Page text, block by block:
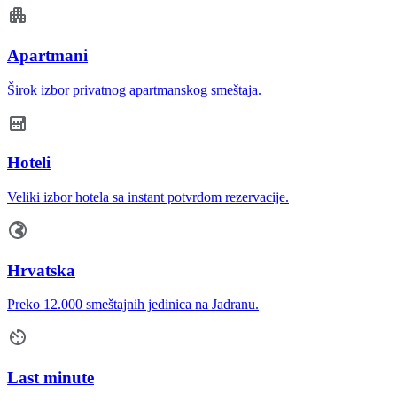
Apartmani
Širok izbor privatnog apartmanskog smeštaja.
Hoteli
Veliki izbor hotela sa instant potvrdom rezervacije.
Hrvatska
Preko 12.000 smeštajnih jedinica na Jadranu.
Last minute